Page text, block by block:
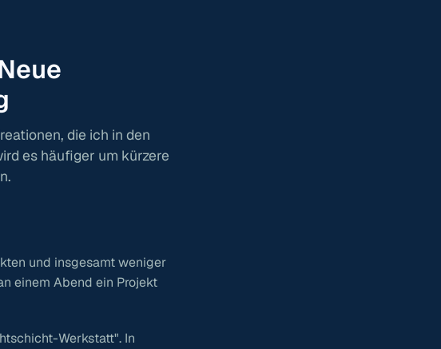
die ich in den
es häufiger um kürzere
und insgesamt weniger
einem Abend ein Projekt
Werkstatt". In